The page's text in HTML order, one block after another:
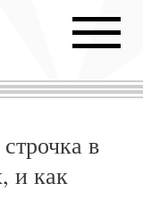
в
и как